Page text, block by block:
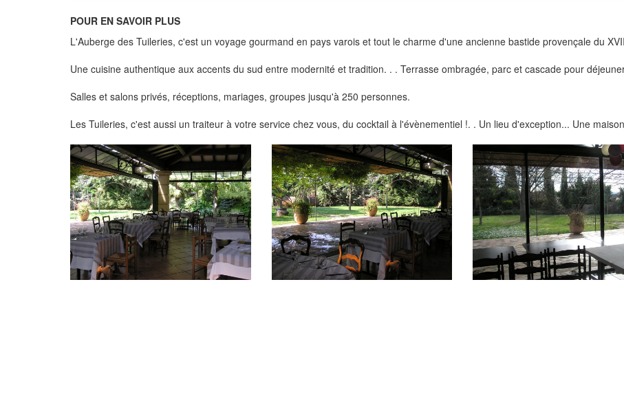
POUR EN SAVOIR PLUS
L'Auberge des Tuileries, c'est un voyage gourmand en pays varois et tout le charme d'une ancienne bastide provençale du
Une cuisine authentique aux accents du sud entre modernité et tradition. . . Terrasse ombragée, parc et cascade pour
Salles et salons privés, réceptions, mariages, groupes jusqu'à 250 personnes.
Les Tuileries, c'est aussi un traiteur à votre service chez vous, du cocktail à l'évènementiel !. . Un lieu d'exception... Une